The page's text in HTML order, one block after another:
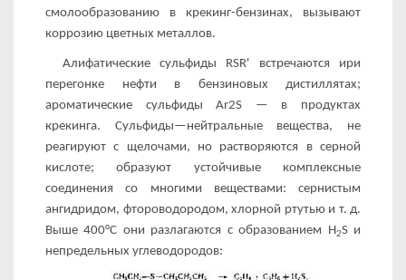
смолообразованию в крекинг-бензинах, вызывают
коррозию цветных металлов.
Алифатические сульфиды RSR' встречаются ири
перегонке нефти в бензиновых дистиллятах;
ароматические сульфиды Ar2S — в продуктах
крекинга. Сульфиды—нейтральные ве­щества, не
реагируют с щелочами, но растворяются в серной
кислоте; образуют устойчивые комплексные
соединения со мно­гими веществами: сернистым
ангидридом, фтороводородом, хлорной ртутью и т. д.
Выше 400°С они разлагаются с образо­ванием H2S и
непредельных углеводородов: